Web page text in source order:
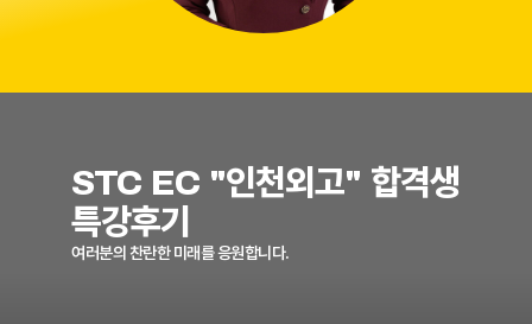
STC EC "인천외고" 합격생
특강후기
여러분의 찬란한 미래를 응원합니다.